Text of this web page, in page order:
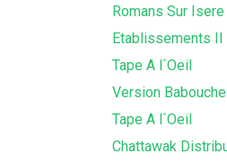
Romans Sur Isere
Etablissements Il
Tape A l´Oeil
Version Babouche
Tape A l´Oeil
Chattawak